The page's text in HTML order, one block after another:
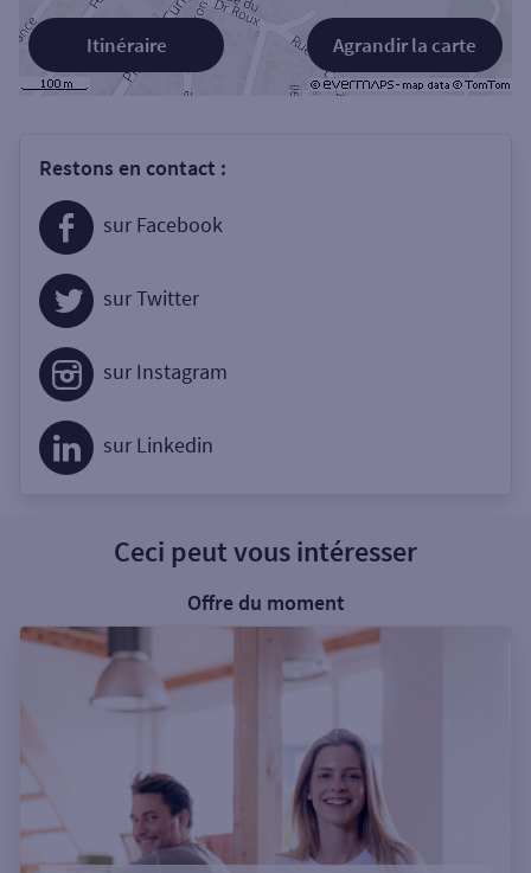
Agrandir la carte
Itinéraire
Restons en contact :
sur Facebook
sur Twitter
sur Instagram
sur Linkedin
Ceci peut vous intéresser
Offre du moment